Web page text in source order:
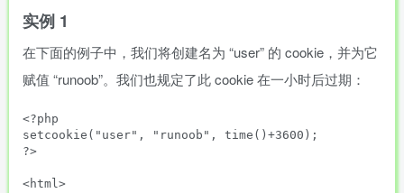
实例 1
在下面的例子中，我们将创建名为 “user” 的 cookie，并为它
赋值 “runoob”。我们也规定了此 cookie 在一小时后过期：
<?php
setcookie("user", "runoob", time()+3600);
?>
<html>